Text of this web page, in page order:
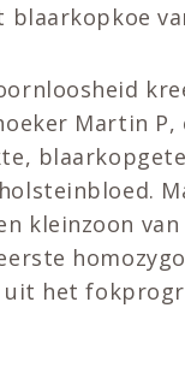
blaarkopkoe
Martin P,
kleinzoon
het